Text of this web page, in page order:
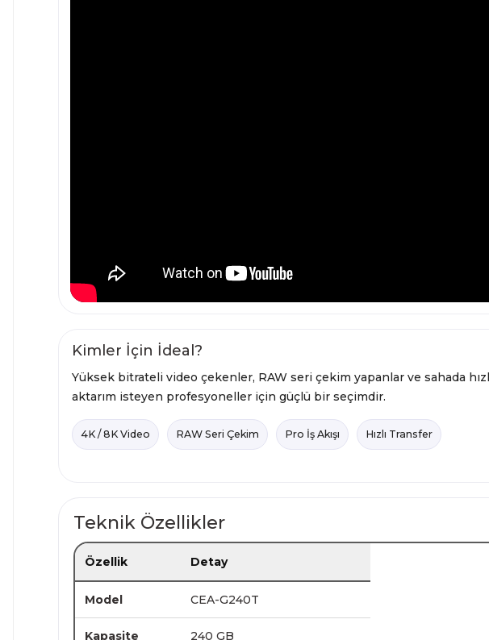
Kimler İçin İdeal?
Yüksek bitrateli video çekenler, RAW seri çekim yapanlar ve sahada
aktarım isteyen profesyoneller için güçlü bir seçimdir.
4K / 8K Video RAW Seri Çekim Pro İş Akışı Hızlı Transfer
Teknik Özellikler
Özellik Detay
Model CEA-G240T
Kapasite 240 GB